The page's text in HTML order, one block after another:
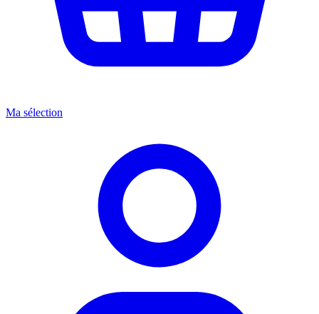
Ma sélection